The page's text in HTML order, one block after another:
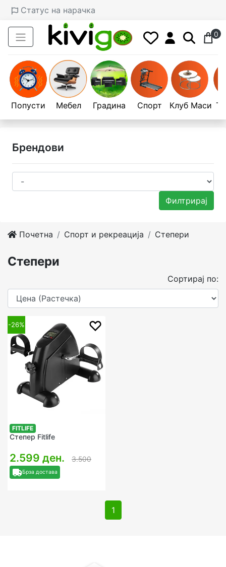
Статус на нарачка
0
Попусти Мебел Градина Спорт Клуб Маси
Брендови
Филтрирај
Почетна Спорт и рекреација Степери
Степери
Сортирај по:
-26%
FITLIFE
Степер Fitlife
2.599 ден. 3.500
Брза достава
1